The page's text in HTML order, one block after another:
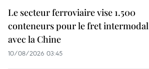
Le secteur ferroviaire vise 1.500
conteneurs pour le fret intermodal
avec la Chine
10/08/2026 03:45